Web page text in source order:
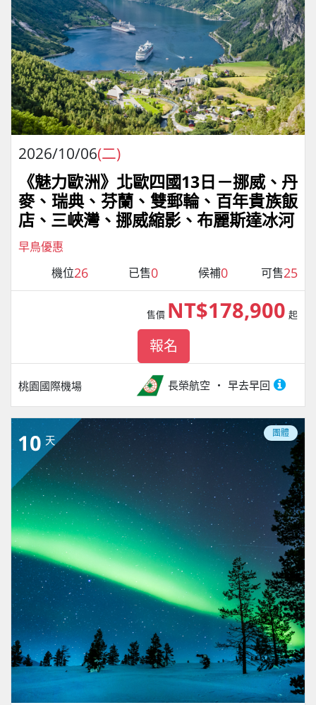
2026/10/06(二)
《魅力歐洲》北歐四國13日－挪威、丹
麥、瑞典、芬蘭、雙郵輪、百年貴族飯
店、三峽灣、挪威縮影、布麗斯達冰河
早鳥優惠
機位26 已售0 候補0 可售25
桃園國際機場 長榮航空 早去早回
售價 NT$178,900 起
報名
10 天
團體